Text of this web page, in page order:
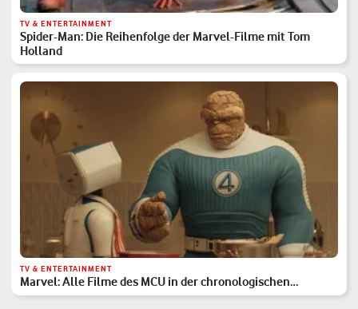
TV & ENTERTAINMENT
Spider-Man: Die Reihenfolge der Marvel-Filme mit Tom
Holland
TV & ENTERTAINMENT
Marvel: Alle Filme des MCU in der chronologischen
Reihenfolge